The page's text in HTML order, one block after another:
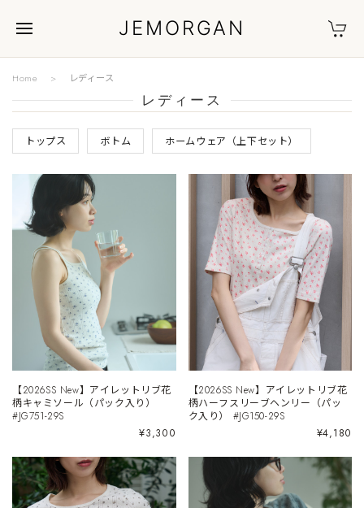
JEMORGAN
Home レディース
レディース
トップス ボトム ホームウェア（上下セット）
【2026SS New】アイレットリブ花
柄キャミソール（パック入り）
#JG751-29S
¥3,300
【2026SS New】アイレットリブ花
柄ハーフスリーブヘンリー（パッ
ク入り） #JG150-29S
¥4,180